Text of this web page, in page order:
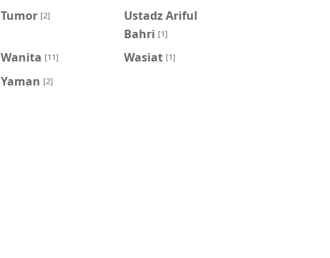
Tumor [2]
Ustadz Ariful
Bahri [1]
Wanita [11] Wasiat [1]
Yaman [2]